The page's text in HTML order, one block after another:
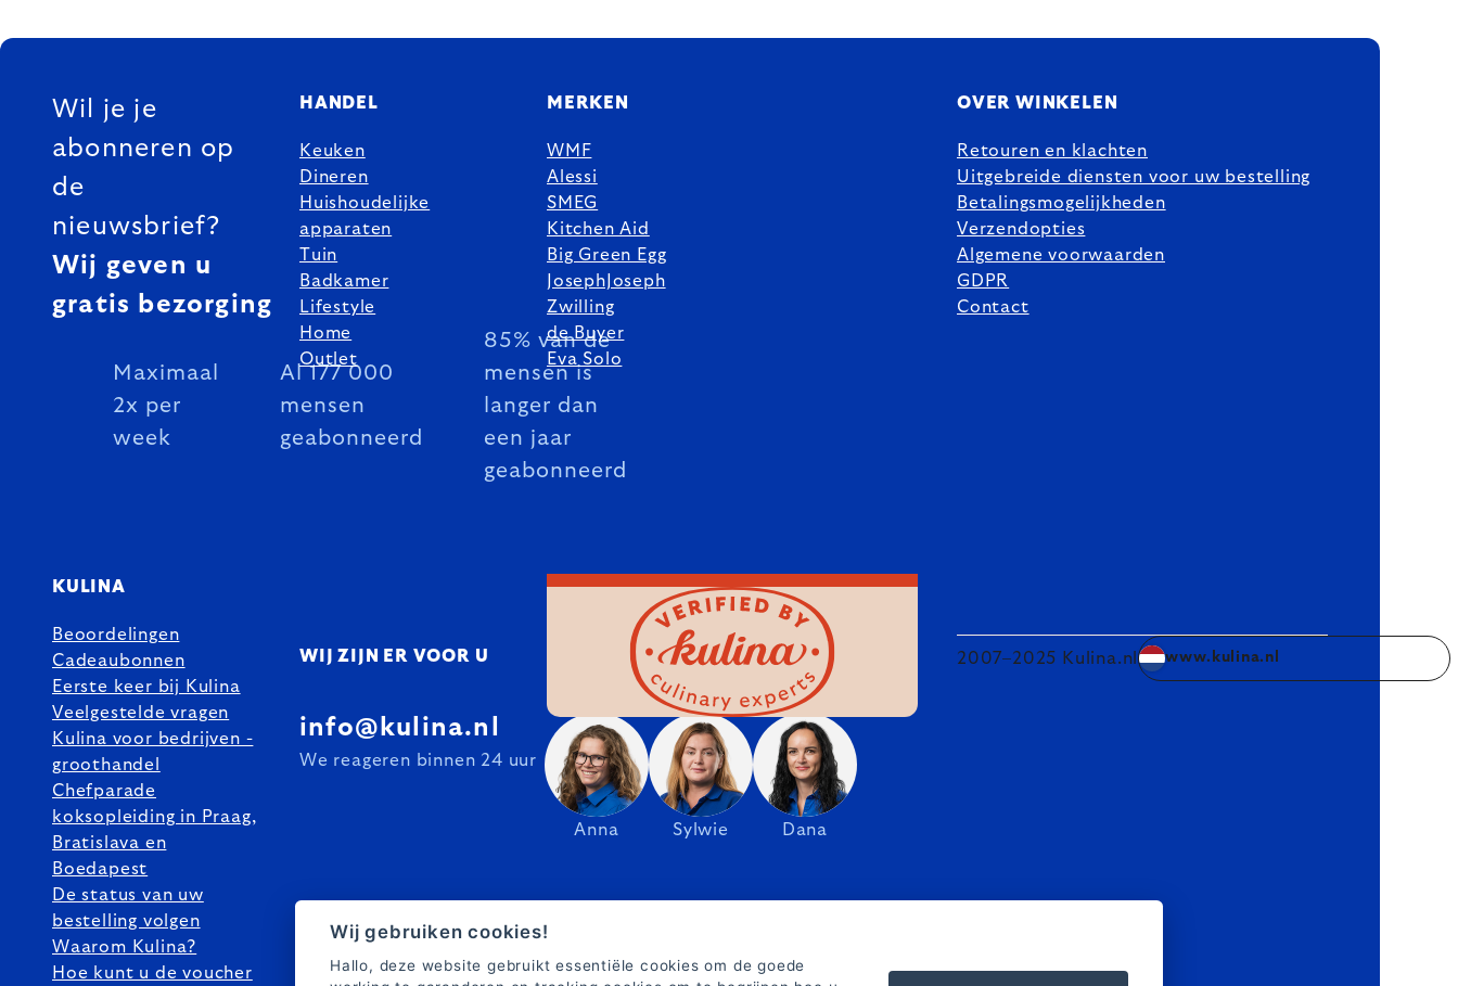
FOOTER
Wil je je
abonneren op
de
nieuwsbrief?
Wij geven u
gratis bezorging
Maximaal
2x per
week
Al 177 000
mensen
geabonneerd
85% van de
mensen is
langer dan
een jaar
geabonneerd
HANDEL
Keuken
Dineren
Huishoudelijke
apparaten
Tuin
Badkamer
Lifestyle
Home
Outlet
MERKEN
WMF
Alessi
SMEG
Kitchen Aid
Big Green Egg
JosephJoseph
Zwilling
de Buyer
Eva Solo
OVER WINKELEN
Retouren en klachten
Uitgebreide diensten voor uw bestelling
Betalingsmogelijkheden
Verzendopties
Algemene voorwaarden
GDPR
Contact
KULINA
Beoordelingen
Cadeaubonnen
Eerste keer bij Kulina
Veelgestelde vragen
Kulina voor bedrijven -
groothandel
Chefparade
koksopleiding in Praag,
Bratislava en
Boedapest
De status van uw
bestelling volgen
Waarom Kulina?
Hoe kunt u de voucher
WIJ ZIJN ER VOOR U
Anna Sylwie Dana
info@kulina.nl
We reageren binnen 24 uur
2007–2025 Kulina.nl www.kulina.nl
Wij gebruiken cookies!
Hallo, deze website gebruikt essentiële cookies om de goede